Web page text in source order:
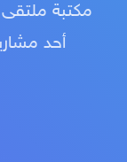
مكتبة ملتقى
أحد